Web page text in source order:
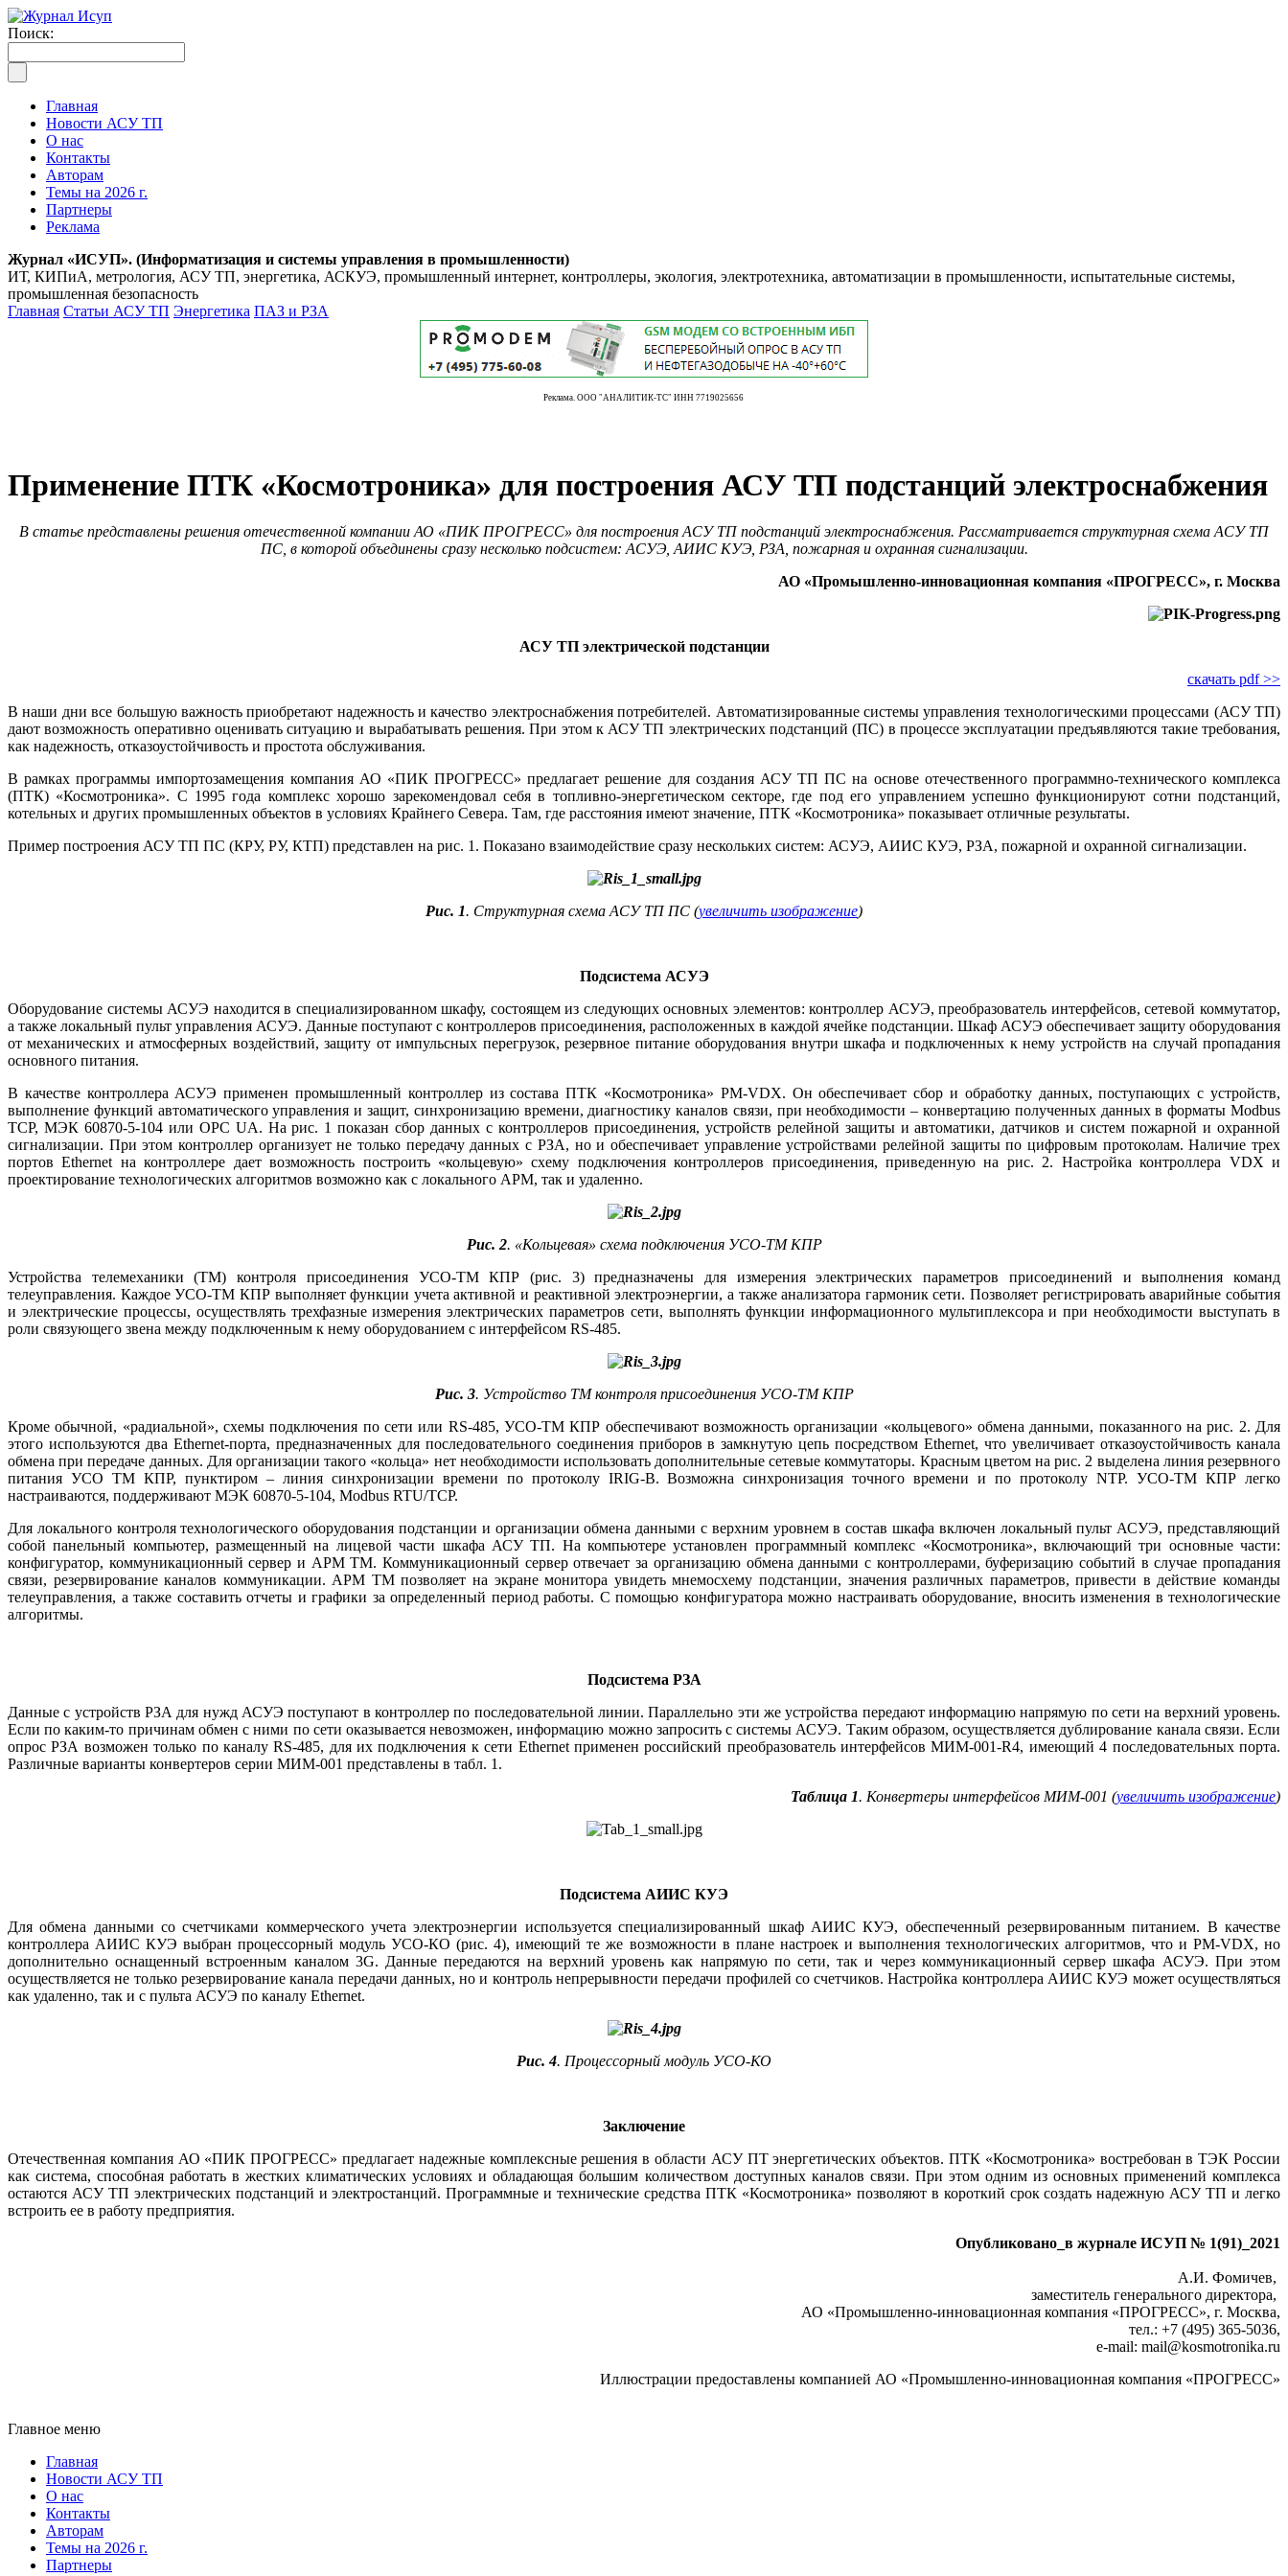
Поиск:
Главная
Новости АСУ ТП
О нас
Контакты
Авторам
Темы на 2026 г.
Партнеры
Реклама
Журнал «ИСУП». (Информатизация и системы управления в промышленности)
ИТ, КИПиА, метрология, АСУ ТП, энергетика, АСКУЭ, промышленный интернет, контроллеры, экология, электротехника, автоматизации в промышленности, испытательные системы,
промышленная безопасность
Главная Статьи АСУ ТП Энергетика ПАЗ и РЗА
Реклама. ООО "АНАЛИТИК-ТС" ИНН 7719025656
Применение ПТК «Космотроника» для построения АСУ ТП подстанций электроснабжения
В статье представлены решения отечественной компании АО «ПИК ПРОГРЕСС» для построения АСУ ТП подстанций электроснабжения. Рассматривается структурная схема АСУ ТП
ПС, в которой объединены сразу несколько подсистем: АСУЭ, АИИС КУЭ, РЗА, пожарная и охранная сигнализации.
АО «Промышленно-инновационная компания «ПРОГРЕСС», г. Москва
АСУ ТП электрической подстанции
скачать pdf >>
В наши дни все большую важность приобретают надежность и качество электроснабжения потребителей. Автоматизированные системы управления технологическими процессами (АСУ ТП)
дают возможность оперативно оценивать ситуацию и вырабатывать решения. При этом к АСУ ТП электрических подстанций (ПС) в процессе эксплуатации предъявляются такие требования,
как надежность, отказоустойчивость и простота обслуживания.
В рамках программы импортозамещения компания АО «ПИК ­ПРОГРЕСС» предлагает решение для создания АСУ ТП ПС на основе отечественного программно-технического комплекса
(ПТК) «Космотроника». С 1995 го­да комплекс хорошо зарекомендовал се­бя в топливно-энергетическом секторе, где под его управлением успешно функционируют сотни подстанций,
котельных и других промышленных объектов в условиях Крайнего Севера. Там, где расстояния имеют значение, ПТК «Космотроника» показывает отличные результаты.
Пример построения АСУ ТП ПС (КРУ, РУ, КТП) представлен на рис. 1. Показано взаимодействие сразу нескольких систем: АСУЭ, АИИС КУЭ, РЗА, пожарной и охранной сигнализации.
Рис. 1. Структурная схема АСУ ТП ПС (увеличить изображение)
Подсистема АСУЭ
Оборудование системы АСУЭ находится в специализированном шкафу, состоящем из следующих основных элементов: контроллер АСУЭ, преобразователь интерфейсов, сетевой коммутатор,
а также локальный пульт управления АСУЭ. Данные поступают с контроллеров присоединения, расположенных в каждой ячейке подстанции. Шкаф АСУЭ обеспечивает защиту оборудования
от механических и атмосферных воздействий, защиту от импульсных перегрузок, резервное питание оборудования внутри шкафа и подключенных к нему устройств на случай пропадания
основного питания.
В качестве контроллера АСУЭ применен промышленный контроллер из состава ПТК «Космотроника» PM-VDX. Он обеспечивает сбор и обработку данных, поступающих с устройств,
выполнение функций автоматического управления и защит, синхронизацию времени, диагностику каналов связи, при необходимости – конвертацию полученных данных в форматы Modbus
TCP, МЭК 60870-5-104 или OPC UA. На рис. 1 показан сбор данных с контроллеров присоединения, устройств релейной защиты и автоматики, датчиков и систем пожарной и охранной
сигнализации. При этом контроллер организует не только передачу данных с РЗА, но и обеспечивает управление устройствами релейной защиты по цифровым протоколам. Наличие трех
портов Ethernet на контроллере дает возможность построить «кольцевую» схему подключения контроллеров присоединения, приведенную на рис. 2. Настройка контроллера VDX и
проектирование технологических алгоритмов возможно как с локального АРМ, так и удаленно.
Рис. 2. «Кольцевая» схема подключения УСО-ТМ КПР
Устройства телемеханики (ТМ) контроля присоединения УСО-ТМ КПР (рис. 3) предназначены для измерения электрических параметров присоединений и выполнения команд
телеуправления. Каждое УСО-ТМ КПР выполняет функции учета активной и реактивной электроэнергии, а также анализатора гармоник сети. Позволяет регистрировать аварийные события
и электрические процессы, осуществлять трехфазные измерения электрических параметров се­ти, выполнять функции информационного мультиплексора и при необходимости выступать в
роли связующего звена между подключенным к не­му оборудованием с интерфейсом RS‑485.
Рис. 3. Устройство ТМ контроля присоединения УСО-ТМ КПР
Кроме обычной, «радиальной», схемы подключения по се­ти или RS‑485, УСО-ТМ КПР обеспечивают возможность организации «кольцевого» обмена данными, показанного на рис. 2. Для
этого используются два Ethernet-порта, предназначенных для последовательного соединения приборов в замкнутую цепь посредством Ethernet, что увеличивает отказоустойчивость канала
обмена при передаче данных. Для организации такого «кольца» нет необходимости использовать дополнительные сетевые коммутаторы. Красным цветом на рис. 2 выделена линия резервного
питания УСО ТМ КПР, пунктиром – линия синхронизации времени по протоколу IRIG-B. Возможна синхронизация точного времени и по протоколу NTP. УСО-ТМ КПР легко
настраиваются, поддерживают МЭК 60870-5-104, Modbus RTU/TCP.
Для локального контроля технологического оборудования подстанции и организации обмена данными с верхним уровнем в состав шкафа включен локальный пульт АСУЭ, представляющий
собой панельный компьютер, размещенный на лицевой части шкафа АСУ ТП. На компьютере установлен программный комплекс «Космотроника», включающий три основные части:
конфигуратор, коммуникационный сервер и АРМ ТМ. Коммуникационный сервер отвечает за организацию обмена данными с контроллерами, буферизацию событий в случае пропадания
связи, резервирование каналов коммуникации. АРМ ТМ позволяет на экране монитора увидеть мнемосхему подстанции, значения различных параметров, привести в действие команды
телеуправления, а также составить отчеты и графики за определенный период работы. С помощью конфигуратора можно настраивать оборудование, вносить изменения в технологические
алгоритмы.
Подсистема РЗА
Данные с устройств РЗА для нужд АСУЭ поступают в контроллер по последовательной линии. Параллельно эти же устройства передают информацию напрямую по се­ти на верхний уровень.
Если по каким-то причинам обмен с ни­ми по се­ти оказывается невозможен, информацию можно запросить с системы АСУЭ. Таким образом, осуществляется дублирование канала связи. Если
опрос РЗА возможен только по каналу RS‑485, для их подключения к се­ти Ethernet применен российский преобразователь интерфейсов МИМ-001-R4, имеющий 4 последовательных порта.
Различные варианты конвертеров серии МИМ‑001 представлены в табл. 1.
Таблица 1. Конвертеры интерфейсов МИМ‑001 (увеличить изображение)
Подсистема АИИС КУЭ
Для обмена данными со счетчиками коммерческого учета электроэнергии используется специализированный шкаф АИИС КУЭ, обеспеченный резервированным питанием. В качестве
контроллера АИИС КУЭ выбран процессорный модуль УСО-КО (рис. 4), имеющий те же возможности в плане настроек и выполнения технологических алгоритмов, что и PM-VDX, но
дополнительно оснащенный встроенным каналом 3G. Данные передаются на верхний уровень как напрямую по се­ти, так и через коммуникационный сервер шкафа АСУЭ. При этом
осуществляется не только резервирование канала передачи данных, но и контроль непрерывности передачи профилей со счетчиков. Настройка контроллера АИИС КУЭ может осуществляться
как удаленно, так и с пульта АСУЭ по каналу Ethernet.
Рис. 4. Процессорный модуль УСО-КО
Заключение
Отечественная компания АО «ПИК ПРОГРЕСС» предлагает надежные комплексные решения в области АСУ ПТ энергетических объектов. ПТК «Космотроника» востребован в ТЭК России
как система, способная работать в жестких климатических условиях и обладающая большим количеством доступных каналов связи. При этом одним из основных применений комплекса
остаются АСУ ТП электрических подстанций и электростанций. Программные и технические средства ПТК «Космотроника» позволяют в короткий срок создать надежную АСУ ТП и легко
встроить ее в работу предприятия.
Опубликовано_в журнале ИСУП № 1(91)_2021
А.И. Фомичев,
заместитель генерального директора,
АО «Промышленно-инновационная компания «ПРОГРЕСС», г. Москва,
тел.: +7 (495) 365-5036,
e-mail: mail@kosmotronika.ru
Иллюстрации предоставлены компанией АО «Промышленно-инновационная компания «ПРОГРЕСС»
Главное меню
Главная
Новости АСУ ТП
О нас
Контакты
Авторам
Темы на 2026 г.
Партнеры